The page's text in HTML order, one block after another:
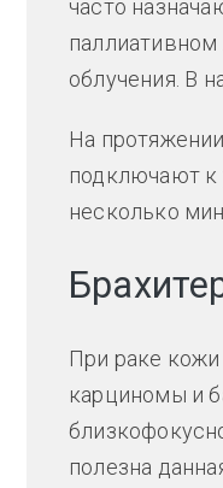
часто
облучения. В
На
подключают к
несколько
При раке
карциномы и
полезна